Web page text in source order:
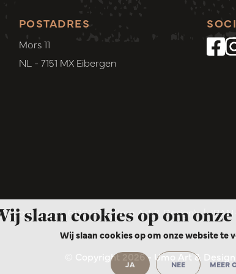
POSTADRES
Mors 11
NL - 7151 MX Eibergen
of Commerce. 61301434 (Umo Art & Design) |
© Copyright 2026 - Umo Art &
slaan cookies op om
Wij slaan cookies op om onze website te
JA NEE MEER